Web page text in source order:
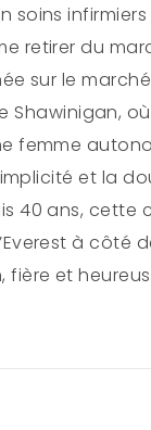
soins
retirer du
sur le
femme
et la
40 ans,
à
fière et